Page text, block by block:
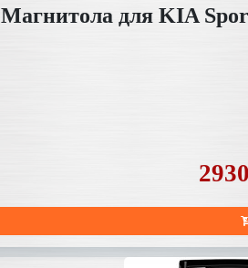
Магнитола для KIA